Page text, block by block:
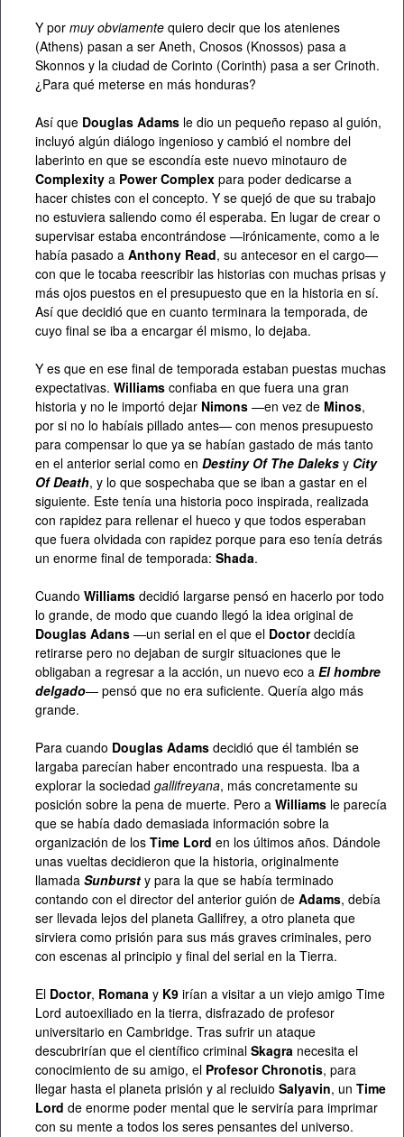
Y por muy obviamente quiero decir que los atenienes
(Athens) pasan a ser Aneth, Cnosos (Knossos) pasa a
Skonnos y la ciudad de Corinto (Corinth) pasa a ser Crinoth.
¿Para qué meterse en más honduras?
Así que Douglas Adams le dio un pequeño repaso al guión,
incluyó algún diálogo ingenioso y cambió el nombre del
laberinto en que se escondía este nuevo minotauro de
Complexity a Power Complex para poder dedicarse a
hacer chistes con el concepto. Y se quejó de que su trabajo
no estuviera saliendo como él esperaba. En lugar de crear o
supervisar estaba encontrándose —irónicamente, como a le
había pasado a Anthony Read, su antecesor en el cargo—
con que le tocaba reescribir las historias con muchas prisas y
más ojos puestos en el presupuesto que en la historia en sí.
Así que decidió que en cuanto terminara la temporada, de
cuyo final se iba a encargar él mismo, lo dejaba.
Y es que en ese final de temporada estaban puestas muchas
expectativas. Williams confiaba en que fuera una gran
historia y no le importó dejar Nimons —en vez de Minos,
por si no lo habíais pillado antes— con menos presupuesto
para compensar lo que ya se habían gastado de más tanto
en el anterior serial como en Destiny Of The Daleks y City
Of Death, y lo que sospechaba que se iban a gastar en el
siguiente. Este tenía una historia poco inspirada, realizada
con rapidez para rellenar el hueco y que todos esperaban
que fuera olvidada con rapidez porque para eso tenía detrás
un enorme final de temporada: Shada.
Cuando Williams decidió largarse pensó en hacerlo por todo
lo grande, de modo que cuando llegó la idea original de
Douglas Adans —un serial en el que el Doctordecidía
retirarse pero no dejaban de surgir situaciones que le
obligaban a regresar a la acción, un nuevo eco a El hombre
delgado— pensó que no era suficiente. Quería algo más
grande.
Para cuando Douglas Adams decidió que él también se
largaba parecían haber encontrado una respuesta. Iba a
explorar la sociedad gallifreyana, más concretamente su
posición sobre la pena de muerte. Pero a Williams le parecía
que se había dado demasiada información sobre la
organización de los Time Lord en los últimos años. Dándole
unas vueltas decidieron que la historia, originalmente
llamada Sunburst y para la que se había terminado
contando con el director del anterior guión de Adams, debía
ser llevada lejos del planeta Gallifrey, a otro planeta que
sirviera como prisión para sus más graves criminales, pero
con escenas al principio y final del serial en la Tierra.
El Doctor, Romana y K9 irían a visitar a un viejo amigo Time
Lord autoexiliado en la tierra, disfrazado de profesor
universitario en Cambridge. Tras sufrir un ataque
descubrirían que el científico criminal Skagra necesita el
conocimiento de su amigo, el Profesor Chronotis, para
llegar hasta el planeta prisión y al recluido Salyavin, un Time
Lord de enorme poder mental que le serviría para imprimar
con su mente a todos los seres pensantes del universo.